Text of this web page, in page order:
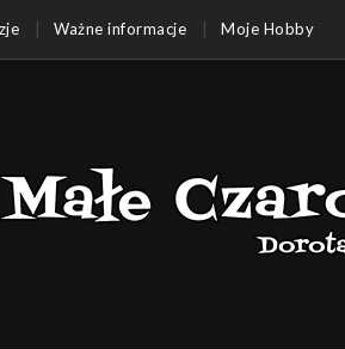
Ważne informacje Moje Hobby